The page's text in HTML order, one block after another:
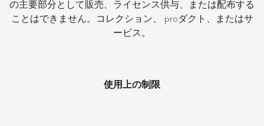
の主要部分として販売、ライセンス供与、または配布する
ことはできません。コレクション、 proダクト、またはサ
ービス。
使用上の制限